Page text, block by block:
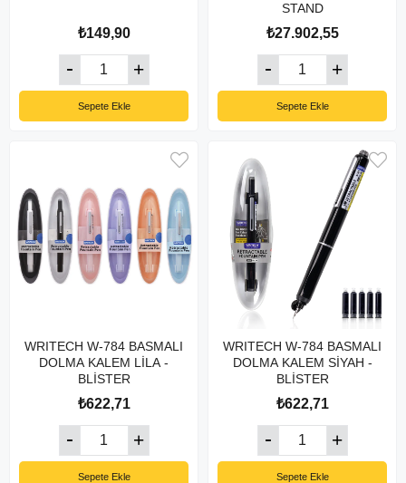
₺149,90
Sepete Ekle
STAND
₺27.902,55
Sepete Ekle
WRITECH W-784 BASMALI
DOLMA KALEM LİLA -
BLİSTER
₺622,71
Sepete Ekle
WRITECH W-784 BASMALI
DOLMA KALEM SİYAH -
BLİSTER
₺622,71
Sepete Ekle